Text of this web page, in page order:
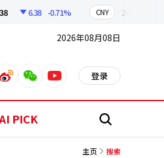
6.38 -0.71% CNY 209.17
2026年08月08日
weiboweixinyoutube 登录
PICK 搜
主页 搜索